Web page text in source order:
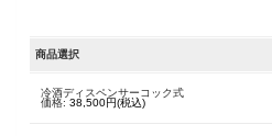
商品選択
冷酒ディスペンサーコック式
価格: 38,500円(税込)